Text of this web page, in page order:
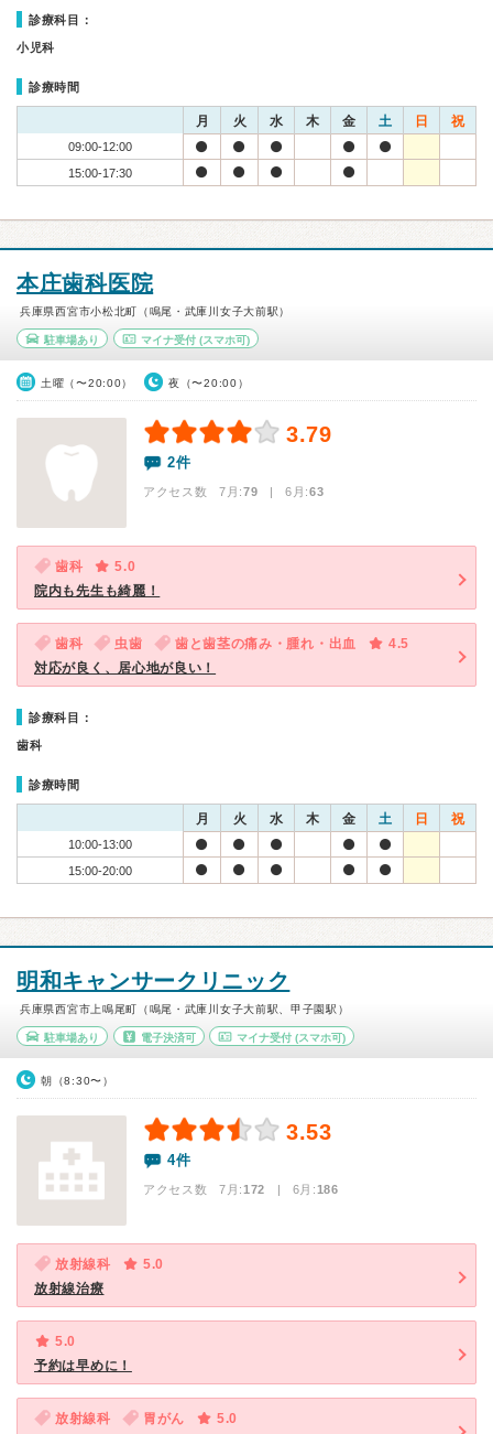
診療科目：
小児科
診療時間
月 火 水 木 金 土 日 祝
09:00-12:00
15:00-17:30
本庄歯科医院
兵庫県西宮市小松北町（鳴尾・武庫川女子大前駅）
駐車場あり マイナ受付(スマホ可)
土曜（〜20:00） 夜（〜20:00）
3.79
2件
アクセス数 7月:79 | 6月:63
歯科
5.0
院内も先生も綺麗！
歯科 虫歯 歯と歯茎の痛み・腫れ・出血
4.5
対応が良く、居心地が良い！
診療科目：
歯科
診療時間
月 火 水 木 金 土 日 祝
10:00-13:00
15:00-20:00
明和キャンサークリニック
兵庫県西宮市上鳴尾町（鳴尾・武庫川女子大前駅、甲子園駅）
駐車場あり 電子決済可 マイナ受付 (スマホ可)
朝（8:30〜）
3.53
4件
アクセス数 7月:172 | 6月:186
放射線科
5.0
放射線治療
5.0
予約は早めに！
放射線科 胃がん
5.0